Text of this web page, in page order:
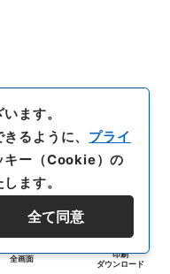
全画面
印刷
ダウンロード
ます。
るように、 プライ
キー（Cookie）の
ます。
全て同意